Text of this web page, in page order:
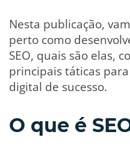
Nesta publicação,
perto como
SEO, quais são elas,
principais táticas
digital de sucesso.
O que é